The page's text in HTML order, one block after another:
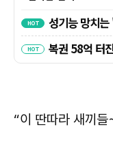
“이 딴따라 새끼